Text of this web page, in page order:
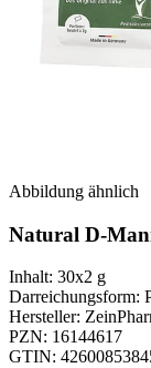
Abbildung ähnlich
Natural D-
Inhalt: 30x2 g
Darreichungsform:
Hersteller:
PZN: 16144617
GTIN: